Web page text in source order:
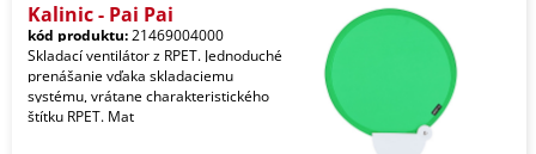
Kalinic - Pai Pai
kód produktu:21469004000
Skladací ventilátor z RPET. Jednoduché
prenášanie vďaka skladaciemu
systému, vrátane charakteristického
štítku RPET. Mat